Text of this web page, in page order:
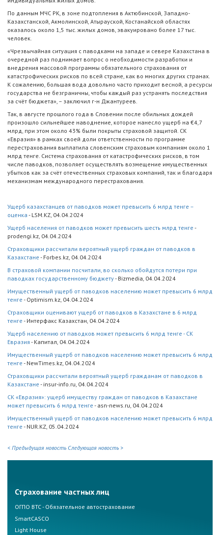
По данным МЧС РК, в зоне подтопления в Актюбинской, Западно-
Казахстанской, Акмолинской, Атырауской, Костанайской областях
оказалось около 1,5 тыс. жилых домов, эвакуировано более 17 тыс.
человек.
«Чрезвычайная ситуация с паводками на западе и севере Казахстана в
очередной раз поднимает вопрос о необходимости разработки и
внедрения массовой программы обязательного страхования от
катастрофических рисков по всей стране, как во многих других странах.
К сожалению, большая вода довольно часто приходит весной, а ресурсы
государства не безграничны, чтобы каждый раз устранять последствия
за счёт бюджета», – заключил г-н Джантуреев.
Так, в августе прошлого года в Словении после обильных дождей
произошло сильнейшее наводнение, которое нанесло ущерб на €4,7
млрд, при этом около 43% были покрыты страховой защитой. СК
«Евразия» в рамках своей доли ответственности по программе
перестрахования выплатила словенским страховым компаниям около 1
млрд тенге. Система страхования от катастрофических рисков, в том
числе паводков, позволяет осуществлять возмещение имущественных
убытков как за счёт отечественных страховых компаний, так и благодаря
механизмам международного перестрахования.
Ущерб казахстанцев от паводков может превысить 6 млрд тенге –
оценка - LSM.KZ, 04.04.2024
Ущерб населения от паводков может превысить шесть млрд тенге -
prodengi.kz, 04.04.2024
Страховщики рассчитали вероятный ущерб граждан от паводков в
Казахстане - Forbes.kz, 04.04.2024
В страховой компании посчитали, во сколько обойдутся потери при
паводках государственному бюджету- Bizmedia, 04.04.2024
Имущественный ущерб от паводков населению может превысить 6 млрд
тенге - Optimism.kz, 04.04.2024
Страховщики оценивают ущерб от паводков в Казахстане в 6 млрд
тенге - Интерфакс Казахстан, 04.04.2024
Ущерб населению от паводков может превысить 6 млрд тенге - СК
Евразия - Капитал, 04.04.2024
Имущественный ущерб от паводков населению может превысить 6 млрд
тенге - NewTimes.kz, 04.04.2024
Страховщики рассчитали вероятный ущерб гражданам от паводков в
Казахстане - insur-info.ru, 04.04.2024
СК «Евразия»: ущерб имуществу граждан от паводков в Казахстане
может превысить 6 млрд тенге - asn-news.ru, 04.04.2024
Имущественный ущерб от паводков населению может превысить 6 млрд
тенге - NUR.KZ, 05.04.2024
< Предыдущая новость Следующая новость >
Страхование частных лиц
ОГПО ВТС - Обязательное автострахование
SmartCASCO
Light House